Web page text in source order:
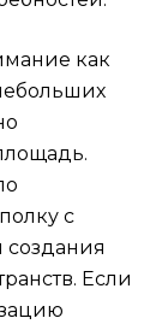
как
с
создания
Если